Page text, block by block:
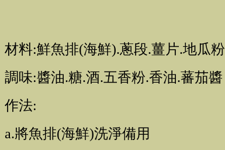
材料:鮮魚排(海鮮).蔥段.薑片.地瓜粉
調味:醬油.糖.酒.五香粉.香油.蕃茄醬
作法:
a.將魚排(海鮮)洗淨備用